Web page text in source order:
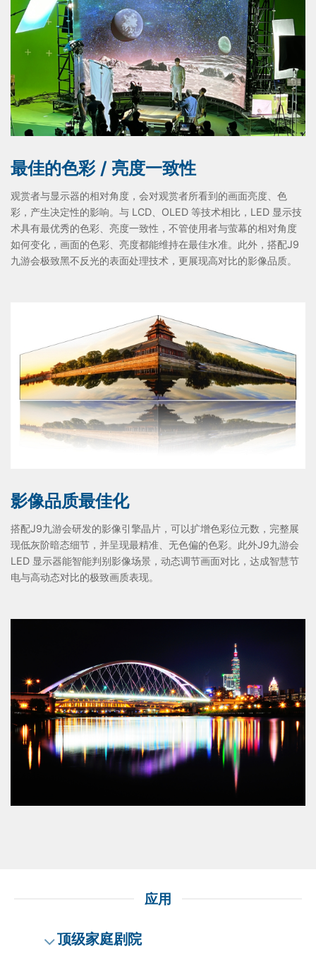
最佳的色彩 / 亮度一致性
观赏者与显示器的相对角度，会对观赏者所看到的画面亮度、色
彩，产生决定性的影响。与 LCD、OLED 等技术相比，LED 显示技
术具有最优秀的色彩、亮度一致性，不管使用者与萤幕的相对角度
如何变化，画面的色彩、亮度都能维持在最佳水准。此外，搭配J9
九游会极致黑不反光的表面处理技术，更展现高对比的影像品质。
影像品质最佳化
搭配J9九游会研发的影像引擎晶片，可以扩增色彩位元数，完整展
现低灰阶暗态细节，并呈现最精准、无色偏的色彩。此外J9九游会
LED 显示器能智能判别影像场景，动态调节画面对比，达成智慧节
电与高动态对比的极致画质表现。
应用
顶级家庭剧院